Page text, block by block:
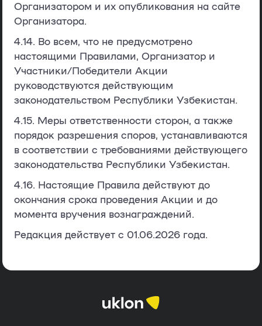
Организатором и их опубликования на сайте
Организатора.
4.14. Во всем, что не предусмотрено
настоящими Правилами, Организатор и
Участники/Победители Акции
руководствуются действующим
законодательством Республики Узбекистан.
4.15. Меры ответственности сторон, а также
порядок разрешения споров, устанавливаются
в соответствии с требованиями действующего
законодательства Республики Узбекистан.
4.16. Настоящие Правила действуют до
окончания срока проведения Акции и до
момента вручения вознаграждений.
Редакция действует с 01.06.2026 года.